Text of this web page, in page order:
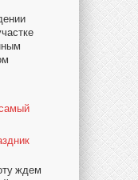
ждем